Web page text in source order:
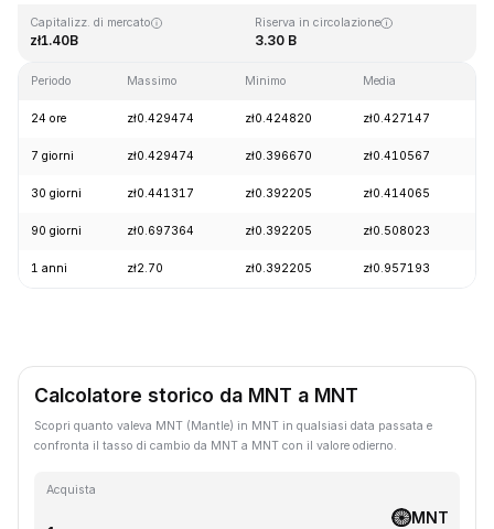
Capitalizz. di mercato
zł1.40B
Riserva in circolazione
3.30 B
Periodo Massimo Minimo Media
24 ore zł0.429474 zł0.424820 zł0.427147
7 giorni zł0.429474 zł0.396670 zł0.410567
30 giorni zł0.441317 zł0.392205 zł0.414065
90 giorni zł0.697364 zł0.392205 zł0.508023
1 anni zł2.70 zł0.392205 zł0.957193
Calcolatore storico da MNT a MNT
Scopri quanto valeva MNT (Mantle) in MNT in qualsiasi data passata e
confronta il tasso di cambio da MNT a MNT con il valore odierno.
Acquista
MNT